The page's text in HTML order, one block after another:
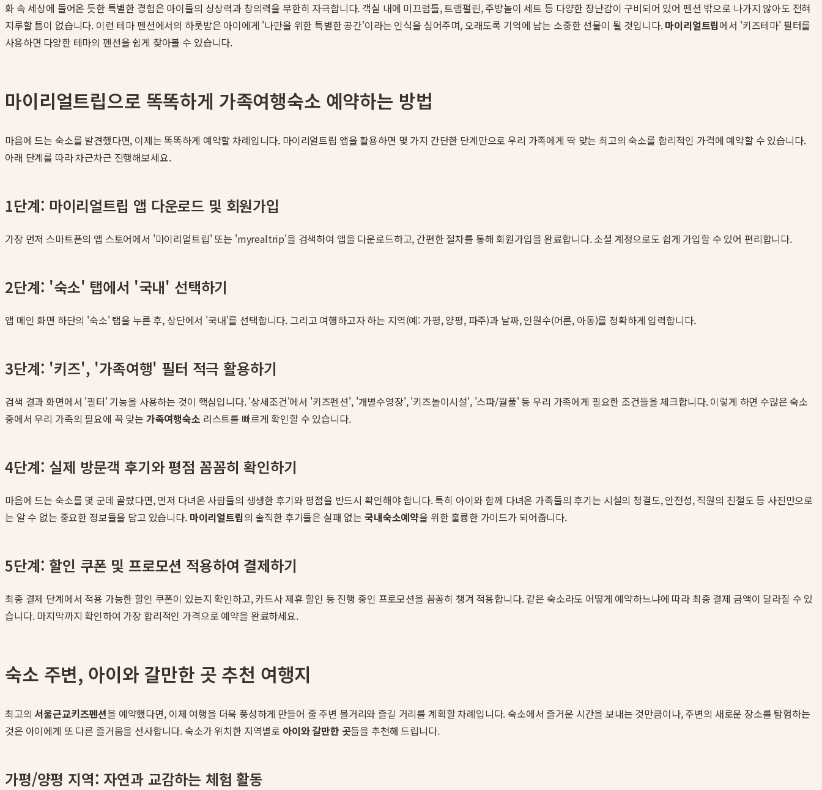
화 속 세상에 들어온 듯한 특별한 경험은 아이들의 상상력과 창의력을 무한히 자극합니다. 객실 내에 미끄럼틀, 트램펄린, 주방놀이 세트 등 다양한 장난감이 구비되어 있어 펜션 밖으로 나가지 않아도 전혀
지루할 틈이 없습니다. 이런 테마 펜션에서의 하룻밤은 아이에게 '나만을 위한 특별한 공간'이라는 인식을 심어주며, 오래도록 기억에 남는 소중한 선물이 될 것입니다.마이리얼트립에서 '키즈테마' 필터를
사용하면 다양한 테마의 펜션을 쉽게 찾아볼 수 있습니다.
마이리얼트립으로 똑똑하게 가족여행숙소 예약하는 방법
마음에 드는 숙소를 발견했다면, 이제는 똑똑하게 예약할 차례입니다. 마이리얼트립 앱을 활용하면 몇 가지 간단한 단계만으로 우리 가족에게 딱 맞는 최고의 숙소를 합리적인 가격에 예약할 수 있습니다.
아래 단계를 따라 차근차근 진행해보세요.
1단계: 마이리얼트립 앱 다운로드 및 회원가입
가장 먼저 스마트폰의 앱 스토어에서 '마이리얼트립' 또는 'myrealtrip'을 검색하여 앱을 다운로드하고, 간편한 절차를 통해 회원가입을 완료합니다. 소셜 계정으로도 쉽게 가입할 수 있어 편리합니다.
2단계: '숙소' 탭에서 '국내' 선택하기
앱 메인 화면 하단의 '숙소' 탭을 누른 후, 상단에서 '국내'를 선택합니다. 그리고 여행하고자 하는 지역(예: 가평, 양평, 파주)과 날짜, 인원수(어른, 아동)를 정확하게 입력합니다.
3단계: '키즈', '가족여행' 필터 적극 활용하기
검색 결과 화면에서 '필터' 기능을 사용하는 것이 핵심입니다. '상세조건'에서 '키즈펜션', '개별수영장', '키즈놀이시설', '스파/월풀' 등 우리 가족에게 필요한 조건들을 체크합니다. 이렇게 하면 수많은 숙소
중에서 우리 가족의 필요에 꼭 맞는 가족여행숙소 리스트를 빠르게 확인할 수 있습니다.
4단계: 실제 방문객 후기와 평점 꼼꼼히 확인하기
마음에 드는 숙소를 몇 군데 골랐다면, 먼저 다녀온 사람들의 생생한 후기와 평점을 반드시 확인해야 합니다. 특히 아이와 함께 다녀온 가족들의 후기는 시설의 청결도, 안전성, 직원의 친절도 등 사진만으로
는 알 수 없는 중요한 정보들을 담고 있습니다. 마이리얼트립의 솔직한 후기들은 실패 없는국내숙소예약을 위한 훌륭한 가이드가 되어줍니다.
5단계: 할인 쿠폰 및 프로모션 적용하여 결제하기
최종 결제 단계에서 적용 가능한 할인 쿠폰이 있는지 확인하고, 카드사 제휴 할인 등 진행 중인 프로모션을 꼼꼼히 챙겨 적용합니다. 같은 숙소라도 어떻게 예약하느냐에 따라 최종 결제 금액이 달라질 수 있
습니다. 마지막까지 확인하여 가장 합리적인 가격으로 예약을 완료하세요.
숙소 주변, 아이와 갈만한 곳 추천 여행지
최고의 서울근교키즈펜션을 예약했다면, 이제 여행을 더욱 풍성하게 만들어 줄 주변 볼거리와 즐길 거리를 계획할 차례입니다. 숙소에서 즐거운 시간을 보내는 것만큼이나, 주변의 새로운 장소를 탐험하는
것은 아이에게 또 다른 즐거움을 선사합니다. 숙소가 위치한 지역별로 아이와 갈만한 곳들을 추천해 드립니다.
가평/양평 지역: 자연과 교감하는 체험 활동